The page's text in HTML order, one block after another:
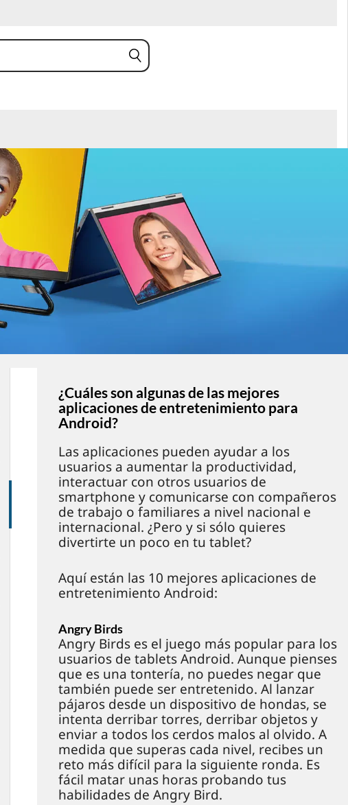
¿Cuáles son algunas de las mejores
aplicaciones de entretenimiento para
Android?
Las aplicaciones pueden ayudar a los
usuarios a aumentar la productividad,
interactuar con otros usuarios de
smartphone y comunicarse con compañeros
de trabajo o familiares a nivel nacional e
internacional. ¿Pero y si sólo quieres
divertirte un poco en tu tablet?
Aquí están las 10 mejores aplicaciones de
entretenimiento Android:
Angry Birds
Angry Birds es el juego más popular para los
usuarios de tablets Android. Aunque pienses
que es una tontería, no puedes negar que
también puede ser entretenido. Al lanzar
pájaros desde un dispositivo de hondas, se
intenta derribar torres, derribar objetos y
enviar a todos los cerdos malos al olvido. A
medida que superas cada nivel, recibes un
reto más difícil para la siguiente ronda. Es
fácil matar unas horas probando tus
habilidades de Angry Bird.